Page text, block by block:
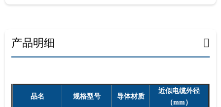
产品明细
品名 规格型号 导体材质
近似电缆外径
（mm）